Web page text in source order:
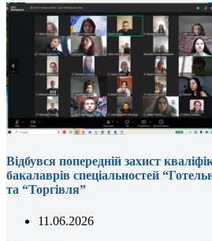
Відбувся попередній захист
бакалаврів спеціальностей
та “Торгівля”
11.06.2026